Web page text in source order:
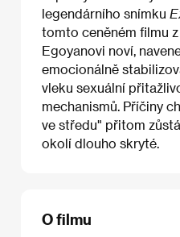
legendárního snímku
tomto ceněném filmu
Egoyanovi noví,
emocionálně
vleku sexuální
mechanismů. Příčiny
ve středu" přitom
okolí dlouho skryté.
O filmu